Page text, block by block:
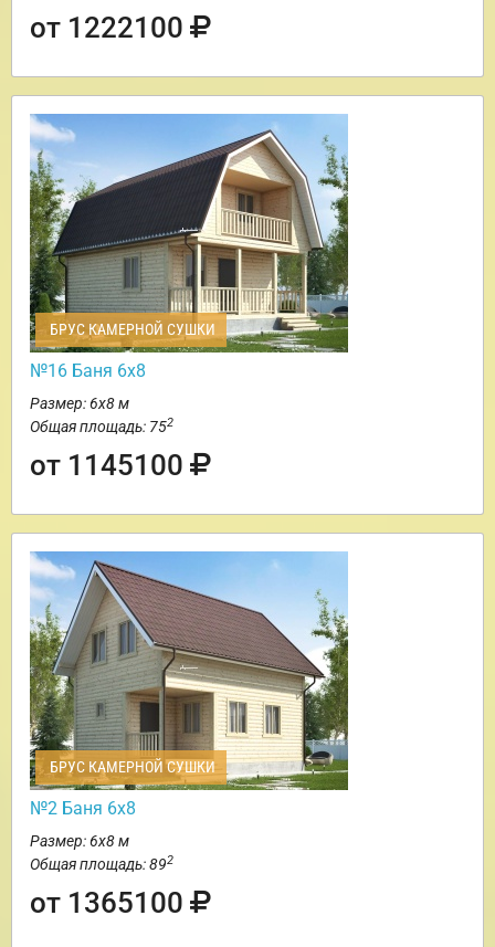
от 1222100
БРУС КАМЕРНОЙ СУШКИ
№16 Баня 6х8
Размер: 6х8 м
Общая площадь: 752
от 1145100
БРУС КАМЕРНОЙ СУШКИ
№2 Баня 6х8
Размер: 6х8 м
Общая площадь: 892
от 1365100